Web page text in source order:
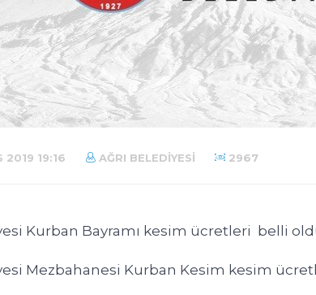
2019 19:16 AĞRI BELEDIYESI 2967
Kurban Bayramı kesim ücretleri belli
Mezbahanesi Kurban Kesim kesim